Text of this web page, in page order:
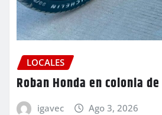
LOCALES
Roban Honda en colonia
igavec Ago 3, 2026